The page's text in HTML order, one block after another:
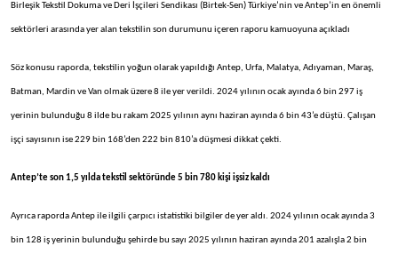
Birleşik Tekstil Dokuma ve Deri İşçileri Sendikası (Birtek-Sen) Türkiye’nin ve Antep’in en önemli
sektörleri arasında yer alan tekstilin son durumunu içeren raporu kamuoyuna açıkladı
Söz konusu raporda, tekstilin yoğun olarak yapıldığı Antep, Urfa, Malatya, Adıyaman, Maraş,
Batman, Mardin ve Van olmak üzere 8 ile yer verildi. 2024 yılının ocak ayında 6 bin 297 iş
yerinin bulunduğu 8 ilde bu rakam 2025 yılının aynı haziran ayında 6 bin 43’e düştü. Çalışan
işçi sayısının ise 229 bin 168’den 222 bin 810’a düşmesi dikkat çekti.
Antep’te son 1,5 yılda tekstil sektöründe 5 bin 780 kişi işsiz kaldı
Ayrıca raporda Antep ile ilgili çarpıcı istatistiki bilgiler de yer aldı. 2024 yılının ocak ayında 3
bin 128 iş yerinin bulunduğu şehirde bu sayı 2025 yılının haziran ayında 201 azalışla 2 bin